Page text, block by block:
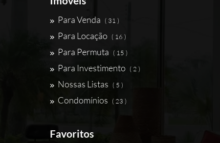
Para Venda ( 31 )
Para Locação ( 16 )
Para Permuta ( 15 )
Para Investimento ( 2 )
Nossas Listas ( 5 )
Condomínios ( 23 )
Favoritos